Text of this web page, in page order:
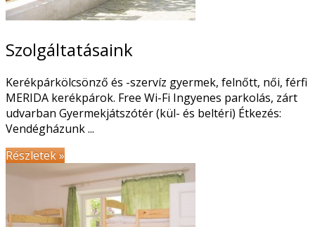
Részletek
korlátlan Wi-fi használatig
Részletek
Ha háborítatlan csendre vágyik, vagy épp ellekezőleg: az
aktív pihenés híve, mindenképp jó helyen jár nálunk.
Szolgáltatásaink
Kerékpárkölcsönző és -szervíz gyermek, felnőtt, női, férfi
MERIDA kerékpárok. Free Wi-Fi Ingyenes parkolás, zárt
udvarban Gyermekjátszótér (kül- és beltéri) Étkezés:
Vendégházunk ...
Részletek »